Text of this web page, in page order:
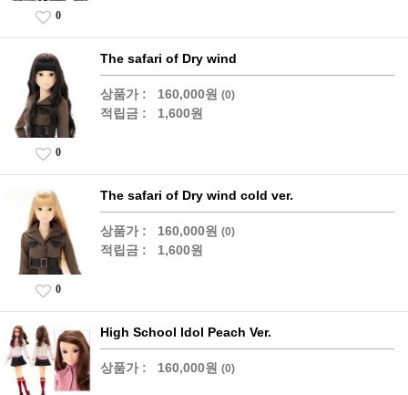
0
The safari of Dry wind
상품가 : 160,000원 (0)
적립금 : 1,600원
0
The safari of Dry wind cold ver.
상품가 : 160,000원 (0)
적립금 : 1,600원
0
High School Idol Peach Ver.
상품가 : 160,000원 (0)